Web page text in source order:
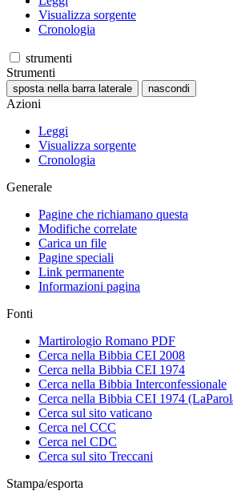
Visualizza sorgente
Cronologia
strumenti
Strumenti
sposta nella barra laterale nascondi
Azioni
Leggi
Visualizza sorgente
Cronologia
Generale
Pagine che richiamano questa
Modifiche correlate
Carica un file
Pagine speciali
Link permanente
Informazioni pagina
Fonti
Martirologio Romano PDF
Cerca nella Bibbia CEI 2008
Cerca nella Bibbia CEI 1974
Cerca nella Bibbia Interconfessionale
Cerca nella Bibbia CEI 1974
Cerca sul sito vaticano
Cerca nel CCC
Cerca nel CDC
Cerca sul sito Treccani
Stampa/esporta